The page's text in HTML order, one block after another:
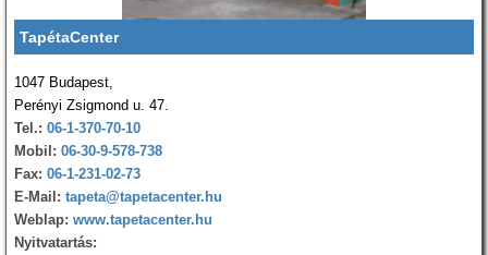
TapétaCenter
1047 Budapest,
Perényi Zsigmond u. 47.
Tel.: 06-1-370-70-10
Mobil: 06-30-9-578-738
Fax: 06-1-231-02-73
E-Mail: tapeta@tapetacenter.hu
Weblap: www.tapetacenter.hu
Nyitvatartás: